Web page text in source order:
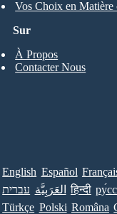
Sur
À Propos
Contacter Nous
Vos Choix en
English Español
עברית العَرَبِيَّة हिन्दी
Türkçe Polski Româna